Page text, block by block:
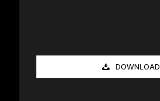
DOWNLOAD